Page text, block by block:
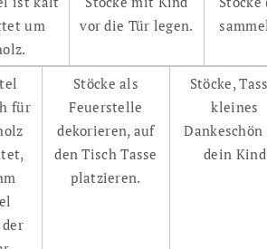
um
vor die Tür legen.
für
Stöcke als
Feuerstelle
dekorieren, auf
den Tisch Tasse
platzieren.
Stöcke,
kleines
dein Kind